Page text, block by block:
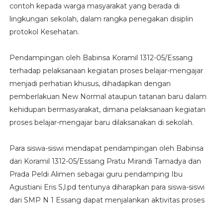
contoh kepada warga masyarakat yang berada di
lingkungan sekolah, dalam rangka penegakan disiplin
protokol Kesehatan.
Pendampingan oleh Babinsa Koramil 1312-05/Essang
terhadap pelaksanaan kegiatan proses belajar-mengajar
menjadi perhatian khusus, dihadapkan dengan
pemberlakuan New Normal ataupun tatanan baru dalam
kehidupan bermasyarakat, dimana pelaksanaan kegiatan
proses belajar-mengajar baru dilaksanakan di sekolah.
Para siswa-siswi mendapat pendampingan oleh Babinsa
dari Koramil 1312-05/Essang Pratu Mirandi Tamadya dan
Prada Peldi Alimen sebagai guru pendamping Ibu
Agustiani Eris S,l.pd tentunya diharapkan para siswa-siswi
dari SMP N 1 Essang dapat menjalankan aktivitas proses